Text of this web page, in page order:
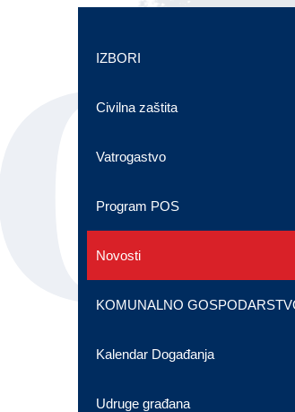
IZBORI
Civilna zaštita
Vatrogastvo
Program POS
Novosti
KOMUNALNO
Kalendar Događanja
Udruge građana